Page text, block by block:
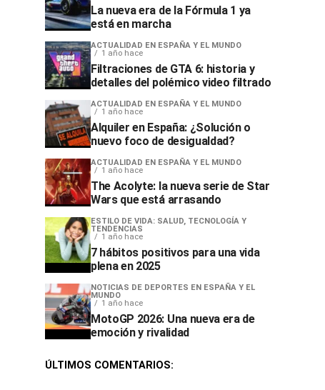
La nueva era de la Fórmula 1 ya
está en marcha
ACTUALIDAD EN ESPAÑA Y EL MUNDO
1 año hace
Filtraciones de GTA 6: historia y
detalles del polémico video filtrado
ACTUALIDAD EN ESPAÑA Y EL MUNDO
1 año hace
Alquiler en España: ¿Solución o
nuevo foco de desigualdad?
ACTUALIDAD EN ESPAÑA Y EL MUNDO
1 año hace
The Acolyte: la nueva serie de Star
Wars que está arrasando
ESTILO DE VIDA: SALUD, TECNOLOGÍA Y
TENDENCIAS
1 año hace
7 hábitos positivos para una vida
plena en 2025
NOTICIAS DE DEPORTES EN ESPAÑA Y EL
MUNDO
1 año hace
MotoGP 2026: Una nueva era de
emoción y rivalidad
ÚLTIMOS COMENTARIOS: